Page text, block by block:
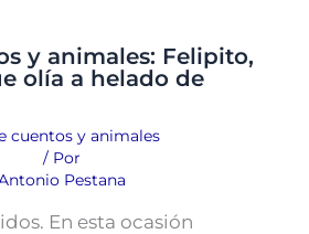
y animales: Felipito,
olía a helado de
cuentos y animales
/ Por
Pestana
En esta ocasión